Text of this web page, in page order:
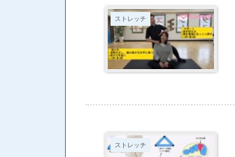
ストレッチ
ストレッチ